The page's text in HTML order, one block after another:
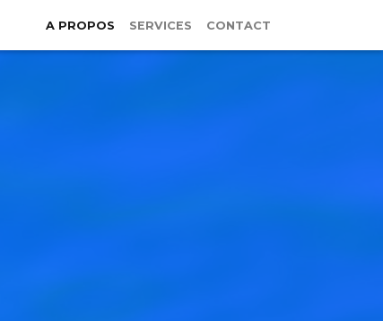
A PROPOS SERVICES CONTACT